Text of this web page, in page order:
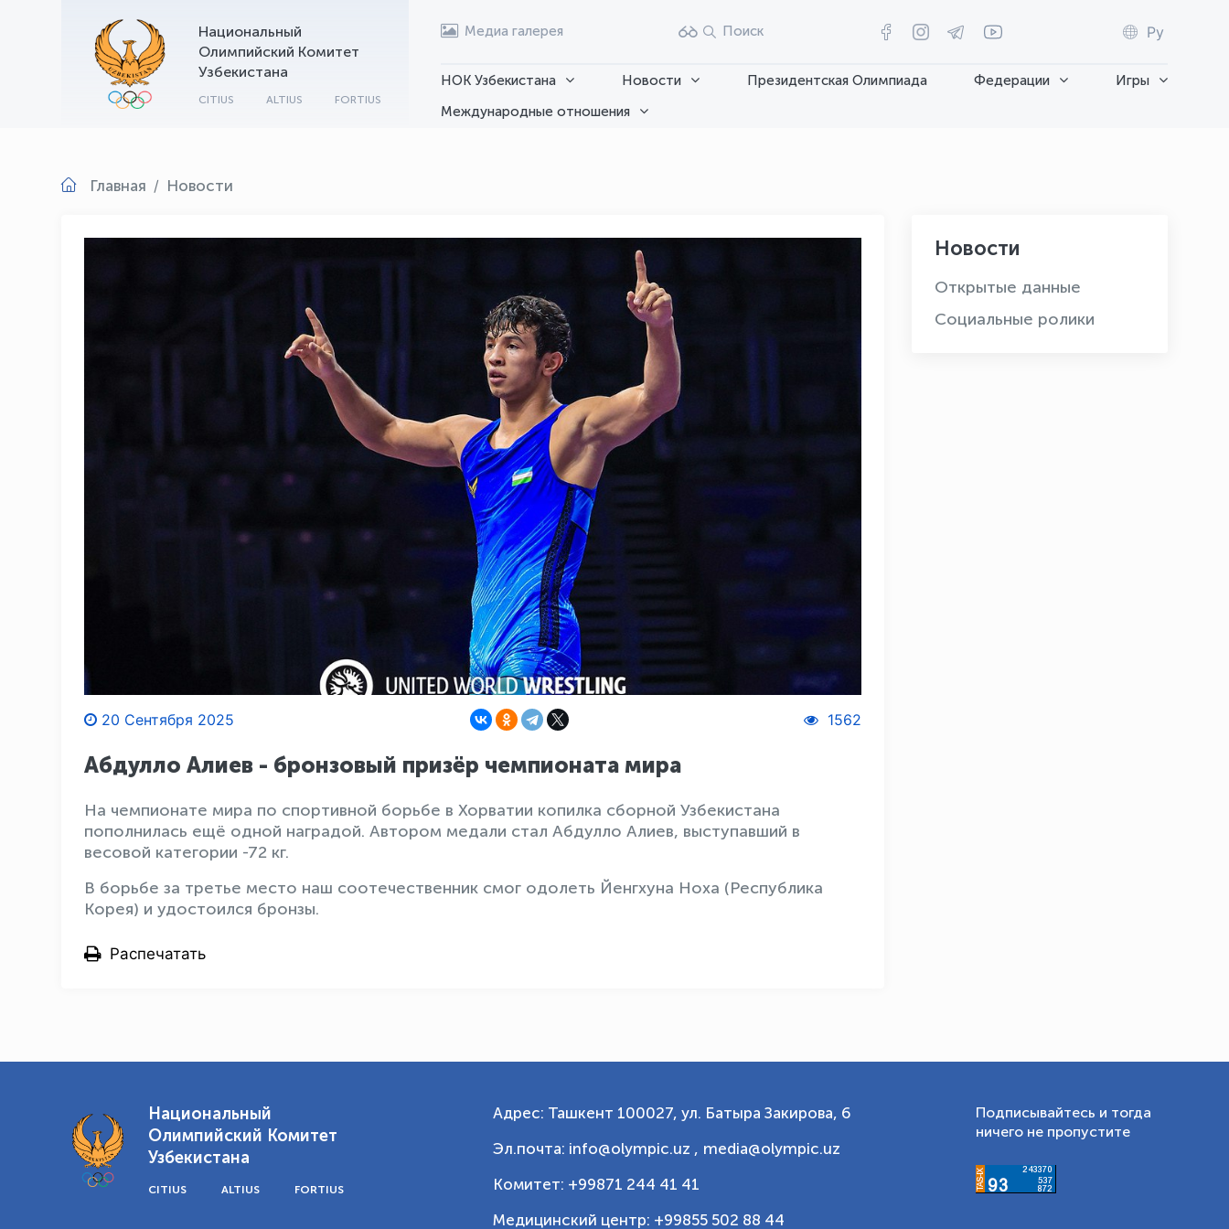
Национальный
Олимпийский Комитет
Узбекистана
CITIUS ALTIUS FORTIUS
Медиа галерея Поиск Ру
НОК Узбекистана Новости Президентская Олимпиада Федерации
Игры
Международные отношения
Главная Новости
20 Сентября 2025 1562
Абдулло Алиев - бронзовый призёр чемпионата мира
На чемпионате мира по спортивной борьбе в Хорватии копилка сборной Узбекистана
пополнилась ещё одной наградой. Автором медали стал Абдулло Алиев, выступавший в
весовой категории -72 кг.
В борьбе за третье место наш соотечественник смог одолеть Йенгхуна Ноха (Республика
Корея) и удостоился бронзы.
Распечатать
Новости
Открытые данные
Социальные ролики
Национальный
Олимпийский Комитет
Узбекистана
CITIUS ALTIUS FORTIUS
Адрес: Ташкент 100027, ул. Батыра Закирова, 6
Эл.почта: info@olympic.uz , media@olympic.uz
Комитет: +99871 244 41 41
Медицинский центр: +99855 502 88 44
Подписывайтесь и тогда
ничего не пропустите